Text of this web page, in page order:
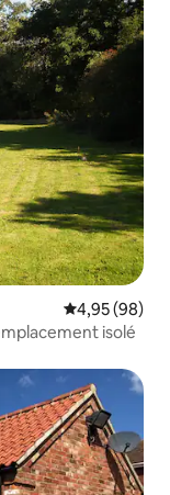
Évaluation
4,95 (98)
isolé